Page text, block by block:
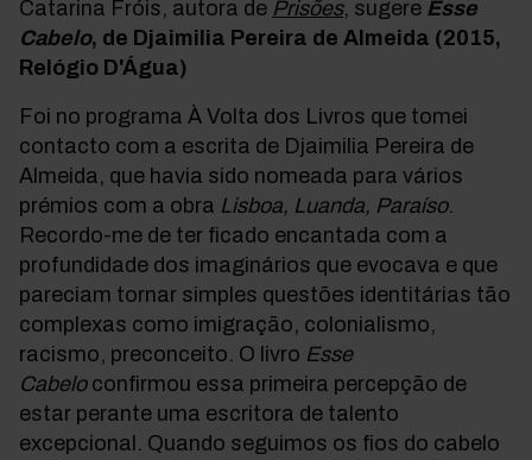
Catarina Fróis, autora de Prisões, sugere Esse
Cabelo, de Djaimilia Pereira de Almeida (2015,
Relógio D'Água)
Foi no programa À Volta dos Livros que tomei
contacto com a escrita de Djaimilia Pereira de
Almeida, que havia sido nomeada para vários
prémios com a obra Lisboa, Luanda, Paraíso.
Recordo-me de ter ficado encantada com a
profundidade dos imaginários que evocava e que
pareciam tornar simples questões identitárias tão
complexas como imigração, colonialismo,
racismo, preconceito. O livro Esse
Cabeloconfirmou essa primeira percepção de
estar perante uma escritora de talento
excepcional. Quando seguimos os fios do cabelo